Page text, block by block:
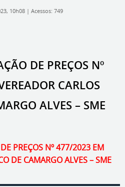
10h08 | Acessos: 749
DE PREÇOS Nº
CARLOS
ALVES – SME
PREÇOS Nº 477/2023 EM
DE CAMARGO ALVES – SME